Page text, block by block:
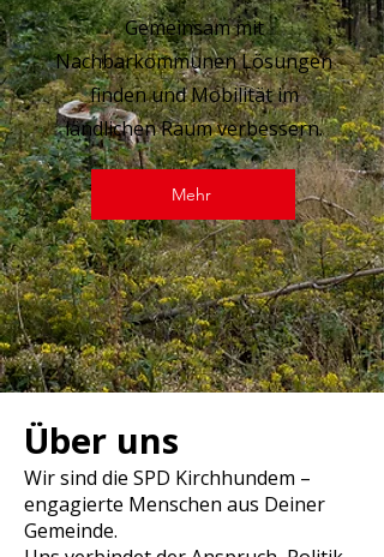
Gemeinsam mit
Nachbarkommunen Lösungen
finden und Mobilität im
ländlichen Raum verbessern.
Mehr
Über uns
Wir sind die SPD Kirchhundem –
engagierte Menschen aus Deiner
Gemeinde.